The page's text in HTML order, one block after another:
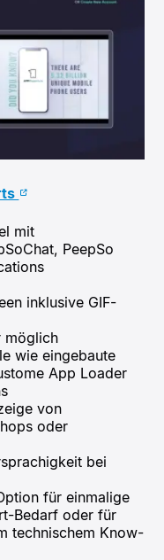
mit
PeepSo
inklusive GIF-
möglich
wie eingebaute
App Loader
von
oder
bei
für einmalige
Bedarf oder für
technischem Know-